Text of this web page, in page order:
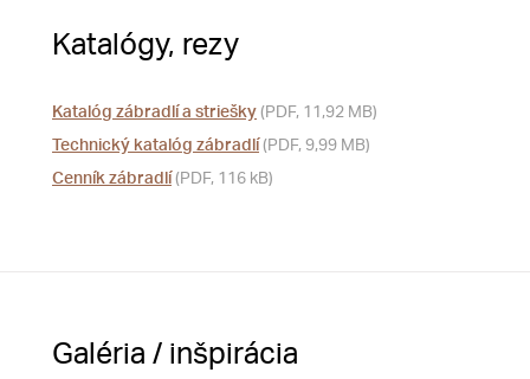
Katalógy, rezy
Katalóg zábradlí a striešky (PDF, 11,92 MB)
Technický katalóg zábradlí (PDF, 9,99 MB)
Cenník zábradlí (PDF, 116 kB)
Galéria / inšpirácia